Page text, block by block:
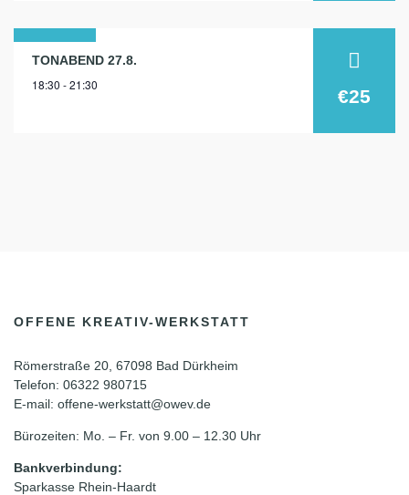
27
aug.
TONABEND 27.8.
18:30 - 21:30
€25
OFFENE KREATIV-WERKSTATT
Römerstraße 20, 67098 Bad Dürkheim
Telefon: 06322 980715
E-mail: offene-werkstatt@owev.de
Bürozeiten: Mo. – Fr. von 9.00 – 12.30 Uhr
Bankverbindung:
Sparkasse Rhein-Haardt